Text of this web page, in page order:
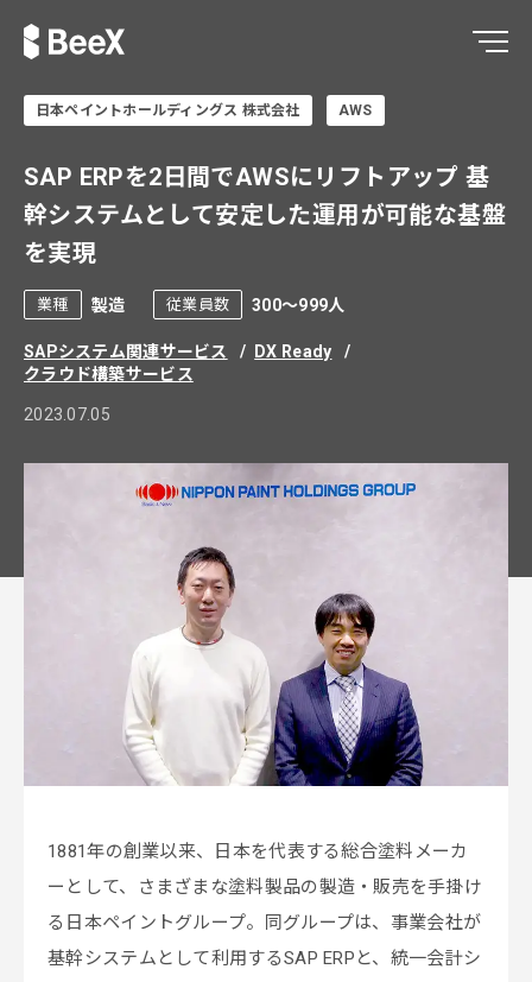
日本ペイントホールディングス 株式会社 AWS
SAP ERPを2日間でAWSにリフトアップ 基
幹システムとして安定した運用が可能な基盤
を実現
業種 製造 従業員数 300～999人
SAPシステム関連サービス
DX Ready
クラウド構築サービス
2023.07.05
1881年の創業以来、日本を代表する総合塗料メーカ
ーとして、さまざまな塗料製品の製造・販売を手掛け
る日本ペイントグループ。同グループは、事業会社が
基幹システムとして利用するSAP ERPと、統一会計シ